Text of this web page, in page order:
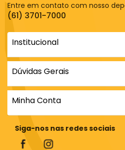
Entre em contato com nosso
(61) 3701-7000
Institucional
Dúvidas Gerais
Minha Conta
Siga-nos nas redes sociais